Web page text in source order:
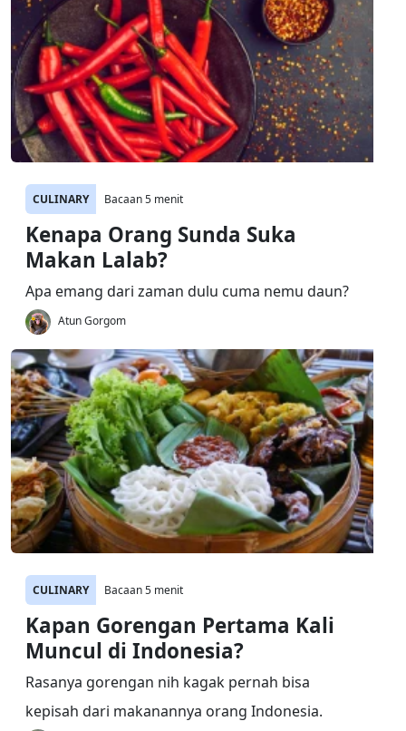
CULINARY Bacaan 5 menit
Kenapa Orang Sunda Suka
Makan Lalab?
Apa emang dari zaman dulu cuma nemu daun?
Atun Gorgom
CULINARY Bacaan 5 menit
Kapan Gorengan Pertama Kali
Muncul di Indonesia?
Rasanya gorengan nih kagak pernah bisa
kepisah dari makanannya orang Indonesia.